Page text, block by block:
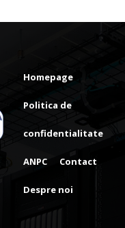
Homepage
Politica de
confidentialitate
ANPC Contact
Despre noi